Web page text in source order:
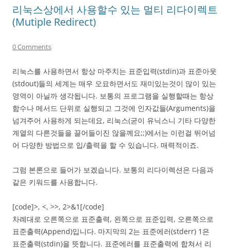
리눅스상에서 사용할수 있는 멀티 리다이렉트
(Mutiple Redirect)
0 Comments
리눅스를 사용하면서 항상 마주치는 표준입력(stdin)과 표준아웃
(stdout)들의 세계는 매우 오묘하면서도 재미있는것이 많이 있는
영역이 아닐까 생각됩니다. 보통의 프로그램을 실행할때는 항상
함수나 메서드 단위로 실행되고 그것에 인자값들(Arguments)을
넘겨주어 사용하게 되는데요, 리눅스(굳이 유닉스니 기타 다양한
계열의 다른것들을 끌어들이진 않을께요;;)에서는 이런걸 뛰어넘
어 다양한 방법으로 입/출력을 할 수 있습니다. 매력적이죠.
그럼 본론으로 들어가 보겠습니다. 보통의 리다이렉션은 다음과
같은 키워드를 사용합니다.
[code]>, <, >>, 2>&1[/code]
차례대로 오른쪽으로 표준출력, 왼쪽으로 표준입력, 오른쪽으로
표준출력(Append)입니다. 마지막의 2는 표준에러(stderr) 1은
표준출력(stdin)을 뜻합니다. 표준에러를 표준출력에 합쳐서 리